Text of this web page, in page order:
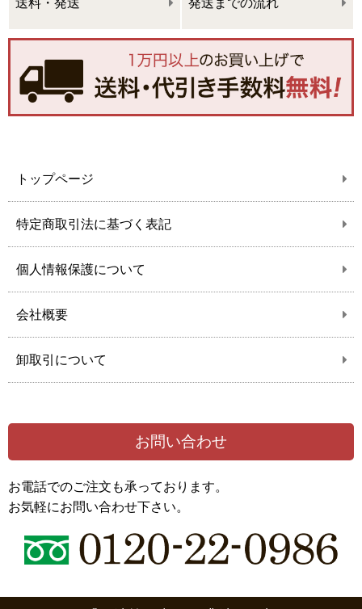
送料・発送 発送までの流れ
トップページ
特定商取引法に基づく表記
個人情報保護について
会社概要
卸取引について
お問い合わせ
お電話でのご注文も承っております。
お気軽にお問い合わせ下さい。